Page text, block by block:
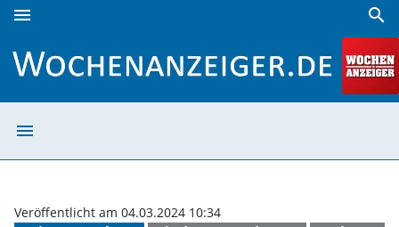
menu search
menu
Veröffentlicht am 04.03.2024 10:34